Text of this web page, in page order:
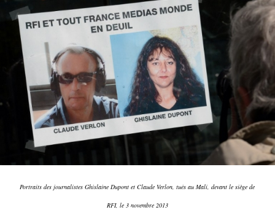
Portraits des journalistes Ghislaine Dupont et Claude Verlon, tués au Mali, devant le siège de
RFI, le 3 novembre 2013